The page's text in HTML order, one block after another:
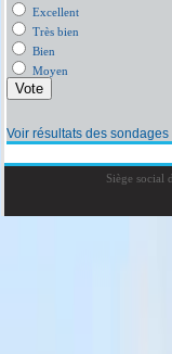
Excellent
Très bien
Bien
Moyen
Voir résultats des sondages
Siège social